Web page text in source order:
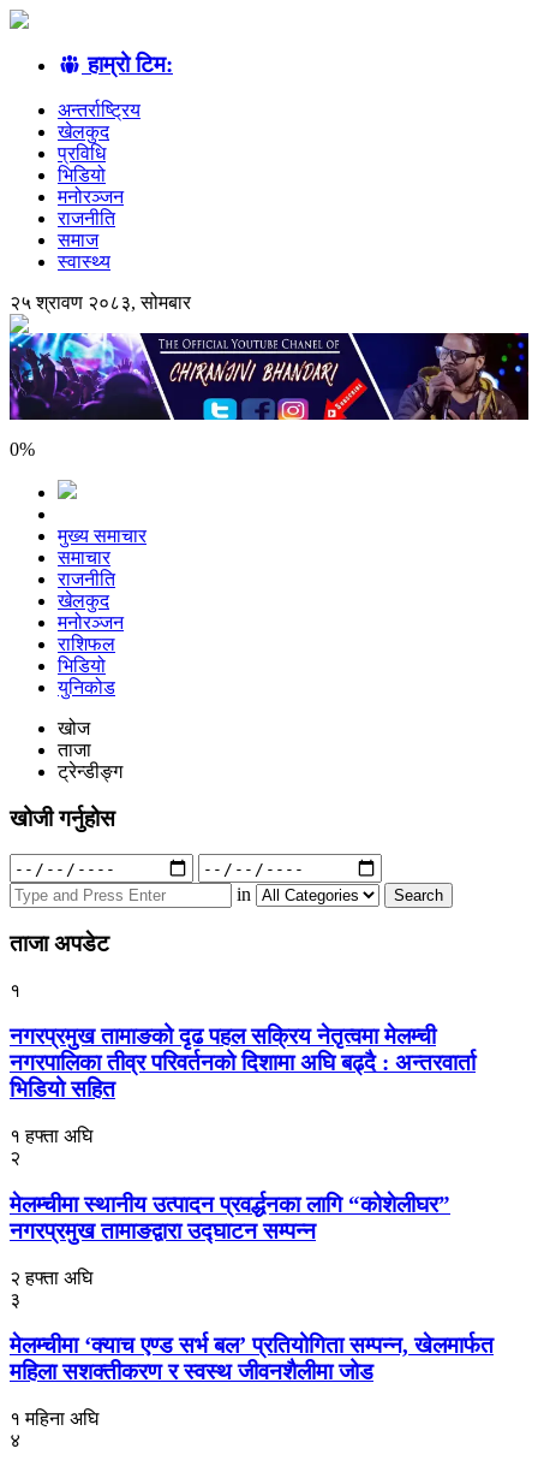
हाम्रो टिम:
अन्तर्राष्ट्रिय
खेलकुद
प्रविधि
भिडियो
मनोरञ्जन
राजनीति
समाज
स्वास्थ्य
२५ श्रावण २०८३, सोमबार
0%
मुख्य समाचार
समाचार
राजनीति
खेलकुद
मनोरञ्जन
राशिफल
भिडियो
युनिकोड
खोज
ताजा
ट्रेन्डीङ्ग
खोजी गर्नुहोस
Search
for:
in
ताजा अपडेट
१
नगरप्रमुख तामाङको दृढ पहल सक्रिय नेतृत्वमा मेलम्ची
नगरपालिका तीव्र परिवर्तनको दिशामा अघि बढ्दै : अन्तरवार्ता
भिडियो सहित
१ हफ्ता अघि
२
मेलम्चीमा स्थानीय उत्पादन प्रवर्द्धनका लागि “कोशेलीघर”
नगरप्रमुख तामाङद्वारा उद्घाटन सम्पन्न
२ हफ्ता अघि
३
मेलम्चीमा ‘क्याच एण्ड सर्भ बल’ प्रतियोगिता सम्पन्न, खेलमार्फत
महिला सशक्तीकरण र स्वस्थ जीवनशैलीमा जोड
१ महिना अघि
४